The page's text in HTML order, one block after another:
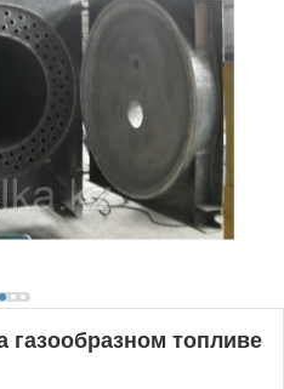
газообразном топливе